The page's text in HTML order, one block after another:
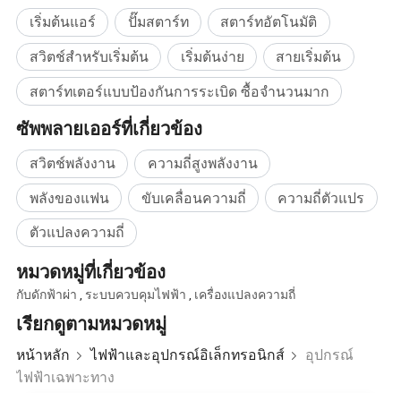
เริ่มต้นแอร์ ปั๊มสตาร์ท
สตาร์ทอัตโนมัติ
สวิตช์สำหรับเริ่มต้น
เริ่มต้นง่าย
สายเริ่มต้น
สตาร์ทเตอร์แบบป้องกันการระเบิด ซื้อจำนวนมาก
ซัพพลายเออร์ที่เกี่ยวข้อง
สวิตช์พลังงาน
ความถี่สูงพลังงาน
พลังของแฟน
ขับเคลื่อนความถี่
ความถี่ตัวแปร
ตัวแปลงความถี่
หมวดหมู่ที่เกี่ยวข้อง
กับดักฟ้าผ่า , ระบบควบคุมไฟฟ้า , เครื่องแปลงความถี่
เรียกดูตามหมวดหมู่
หน้าหลัก ไฟฟ้าและอุปกรณ์อิเล็กทรอนิกส์
อุปกรณ์
ไฟฟ้าเฉพาะทาง